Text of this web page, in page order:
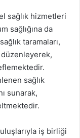
sağlık hizmetleri
sağlığına da
taramaları,
düzenleyerek,
sağlık
sunarak,
iş birliği